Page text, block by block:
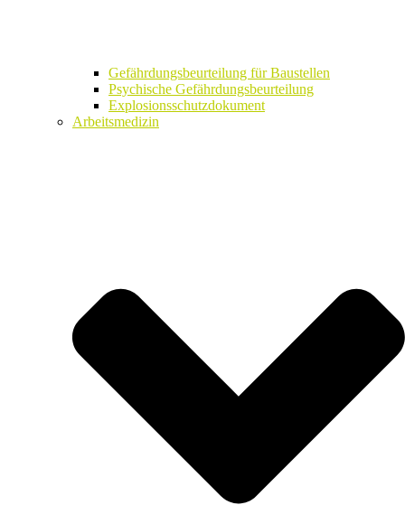
Gefährdungsbeurteilung für Baustellen
Psychische Gefährdungsbeurteilung
Explosionsschutzdokument
Arbeitsmedizin